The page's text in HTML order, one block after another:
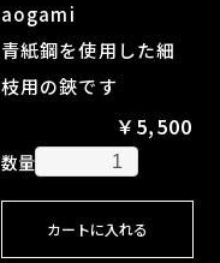
aogami
青紙鋼を使用した細
枝用の鋏です
￥5,500
数量
カートに入れる